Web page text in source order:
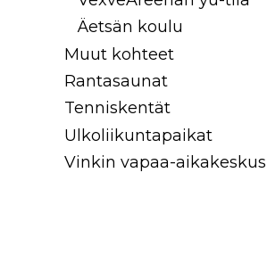
Äetsän koulu
Muut kohteet
Rantasaunat
Tenniskentät
Ulkoliikuntapaikat
Vinkin vapaa-aikakeskus